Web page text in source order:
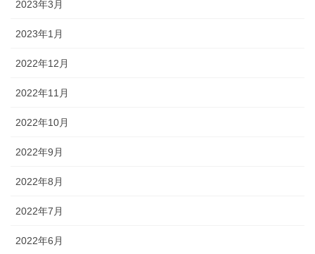
2023年3月
2023年1月
2022年12月
2022年11月
2022年10月
2022年9月
2022年8月
2022年7月
2022年6月